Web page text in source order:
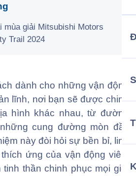
mùa giải Mitsubishi Motors
Trail 2024
dành cho những vận động
lĩnh, nơi bạn sẽ được chinh
hình khác nhau, từ đường
cung đường mòn đầy
này đòi hỏi sự bền bỉ, linh
ứng của vận động viên,
thần chinh phục mọi giới